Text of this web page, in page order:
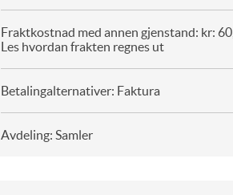
Fraktkostnad med annen gjenstand: kr:
Les hvordan frakten regnes ut
Betalingalternativer: Faktura
Avdeling: Samler